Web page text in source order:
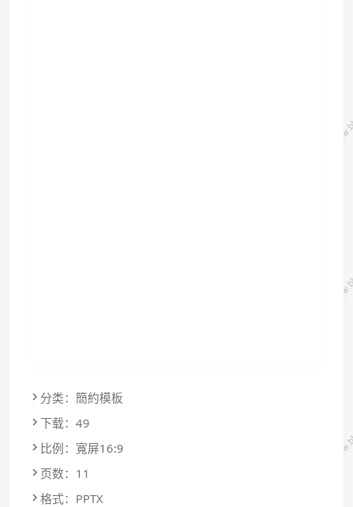
分类：簡約模板
下载：49
比例：寬屏16:9
页数：11
格式：PPTX